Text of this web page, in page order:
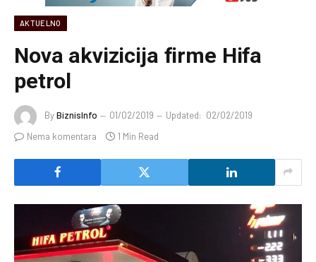
AKTUELNO
Nova akvizicija firme Hifa
petrol
ByBiznisInfo 01/02/2019 Updated: 02/02/2019
Nema komentara
1 Min Read